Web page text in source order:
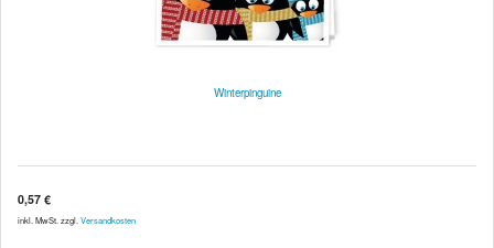
Winterpinguine
0,57 €
inkl. MwSt. zzgl. Versandkosten